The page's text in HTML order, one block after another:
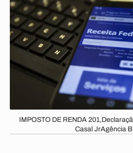
IMPOSTO DE RENDA
Casal JrAgência